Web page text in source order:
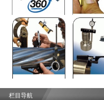
栏目导航